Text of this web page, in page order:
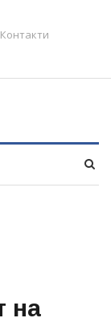
Контакти
на